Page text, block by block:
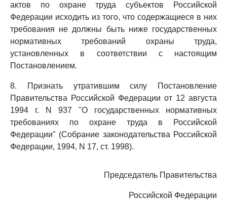
актов по охране труда субъектов Российской
Федерации исходить из того, что содержащиеся в них
требования не должны быть ниже государственных
нормативных требований охраны труда,
установленных в соответствии с настоящим
Постановлением.
8. Признать утратившим силу Постановление
Правительства Российской Федерации от 12 августа
1994 г. N 937 "О государственных нормативных
требованиях по охране труда в Российской
Федерации" (Собрание законодательства Российской
Федерации, 1994, N 17, ст. 1998).
Председатель Правительства
Российской Федерации